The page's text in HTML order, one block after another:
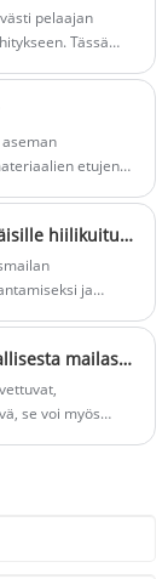
pelaajan
Tässä
pelaaja, joka
auttaa sinua
tarpeisiisi.
etujen
Mitkä ovat tärkeimmät parametrit teini -ikäisille hiilikuitumailojen valitsemiseksi?
ja
Mitkä ovat hiilen squash -mailan edut tavallisesta mailasta?
se voi myös